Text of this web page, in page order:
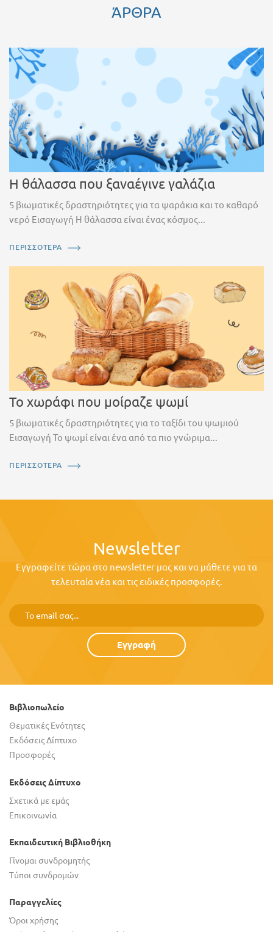
ΆΡΘΡΑ
Η θάλασσα που ξαναέγινε γαλάζια
5 βιωματικές δραστηριότητες για τα ψαράκια και το καθαρό
νερό Εισαγωγή Η θάλασσα είναι ένας κόσμος...
ΠΕΡΙΣΣΟΤΕΡΑ
Το χωράφι που μοίραζε ψωμί
5 βιωματικές δραστηριότητες για το ταξίδι του ψωμιού
Εισαγωγή Το ψωμί είναι ένα από τα πιο γνώριμα...
ΠΕΡΙΣΣΟΤΕΡΑ
Newsletter
Εγγραφείτε τώρα στο newsletter μας και να μάθετε για τα
τελευταία νέα και τις ειδικές προσφορές.
Εγγραφή
Βιβλιοπωλείο
Θεματικές Ενότητες
Εκδόσεις Δίπτυχο
Προσφορές
Εκδόσεις Δίπτυχο
Σχετικά με εμάς
Επικοινωνία
Εκπαιδευτική Βιβλιοθήκη
Γίνομαι συνδρομητής
Τύποι συνδρομών
Παραγγελίες
Όροι χρήσης